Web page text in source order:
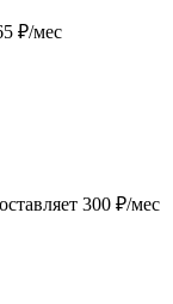
₽/мес
300 ₽/мес